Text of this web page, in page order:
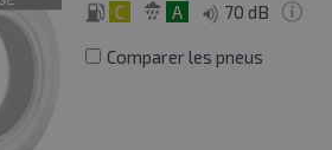
C A 70 dB
Comparer les pneus